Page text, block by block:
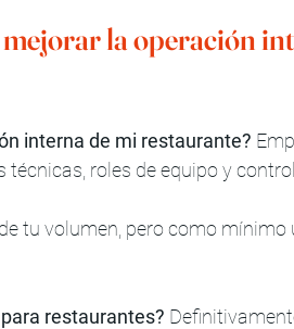
la operación
interna de mi restaurante?
roles de equipo y
tu volumen, pero como mínimo
restaurantes?